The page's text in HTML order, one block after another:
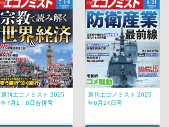
週刊エコノミスト 2025
年7月1・8日合併号
週刊エコノミスト 2025
年6月24日号